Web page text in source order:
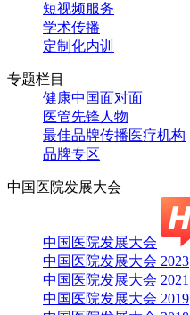
短视频服务
学术传播
定制化内训
专题栏目
健康中国面对面
医管先锋人物
最佳品牌传播医疗机构
品牌专区
中国医院发展大会
中国医院发展大会
中国医院发展大会 2023
中国医院发展大会 2021
中国医院发展大会 2019